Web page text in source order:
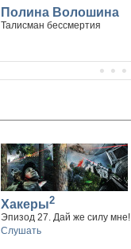
Полина Волошина
Талисман бессмертия
Хакеры2
Эпизод 27. Дай же силу мне!
Слушать